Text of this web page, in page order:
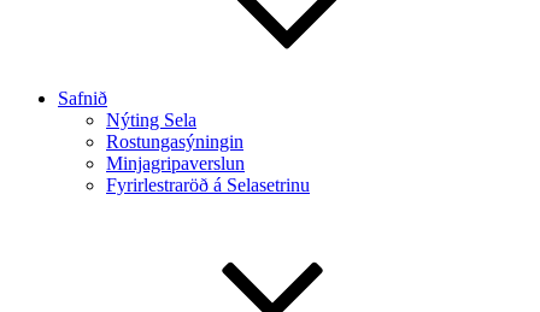
Safnið
Nýting Sela
Rostungasýningin
Minjagripaverslun
Fyrirlestraröð á Selasetrinu